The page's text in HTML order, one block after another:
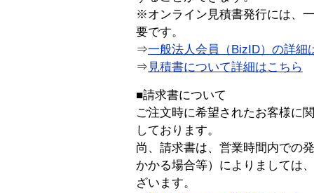
※オンライン見積書発行には、
要です。
⇒一般法人会員（BizID）の詳細
⇒ 見積書について詳細はこちら
■請求書について
ご注文時に希望されたお客様に
しております。
尚、請求書は、営業時間内での
かかる場合等）によりましては
ざいます。